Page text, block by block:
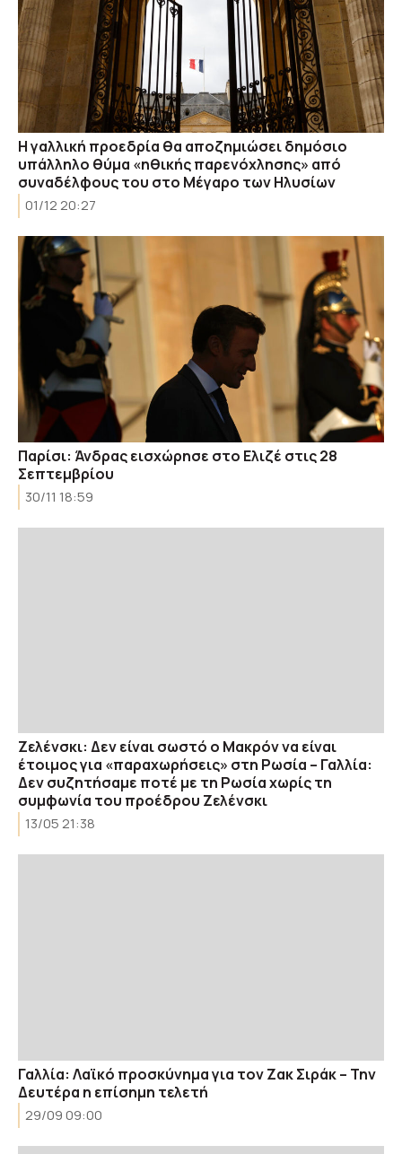
Η γαλλική προεδρία θα αποζημιώσει δημόσιο
υπάλληλο θύμα «ηθικής παρενόχλησης» από
συναδέλφους του στο Μέγαρο των Ηλυσίων
01/12 20:27
Παρίσι: Άνδρας εισχώρησε στο Ελιζέ στις 28
Σεπτεμβρίου
30/11 18:59
Ζελένσκι: Δεν είναι σωστό ο Μακρόν να είναι
έτοιμος για «παραχωρήσεις» στη Ρωσία – Γαλλία:
Δεν συζητήσαμε ποτέ με τη Ρωσία χωρίς τη
συμφωνία του προέδρου Ζελένσκι
13/05 21:38
Γαλλία: Λαϊκό προσκύνημα για τον Ζακ Σιράκ – Την
Δευτέρα η επίσημη τελετή
29/09 09:00